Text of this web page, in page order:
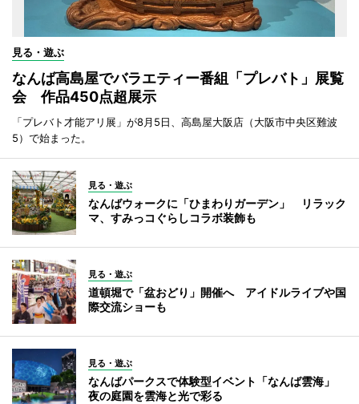
見る・遊ぶ
なんば高島屋でバラエティー番組「プレバト」展覧
会 作品450点超展示
「プレバト才能アリ展」が8月5日、高島屋大阪店（大阪市中央区難波
5）で始まった。
見る・遊ぶ
なんばウォークに「ひまわりガーデン」 リラック
マ、すみっコぐらしコラボ装飾も
見る・遊ぶ
道頓堀で「盆おどり」開催へ アイドルライブや国
際交流ショーも
見る・遊ぶ
なんばパークスで体験型イベント「なんば雲海」
夜の庭園を雲海と光で彩る